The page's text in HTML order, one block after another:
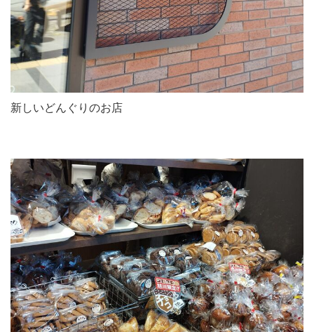
新しいどんぐりのお店